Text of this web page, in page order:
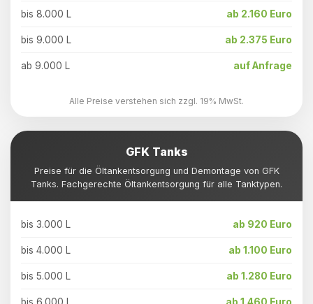
bis 8.000 L ab 2.160 Euro
bis 9.000 L ab 2.375 Euro
ab 9.000 L auf Anfrage
Alle Preise verstehen sich zzgl. 19% MwSt.
GFK Tanks
Preise für die Öltankentsorgung und Demontage von GFK
Tanks. Fachgerechte Öltankentsorgung für alle Tanktypen.
bis 3.000 L ab 920 Euro
bis 4.000 L ab 1.100 Euro
bis 5.000 L ab 1.280 Euro